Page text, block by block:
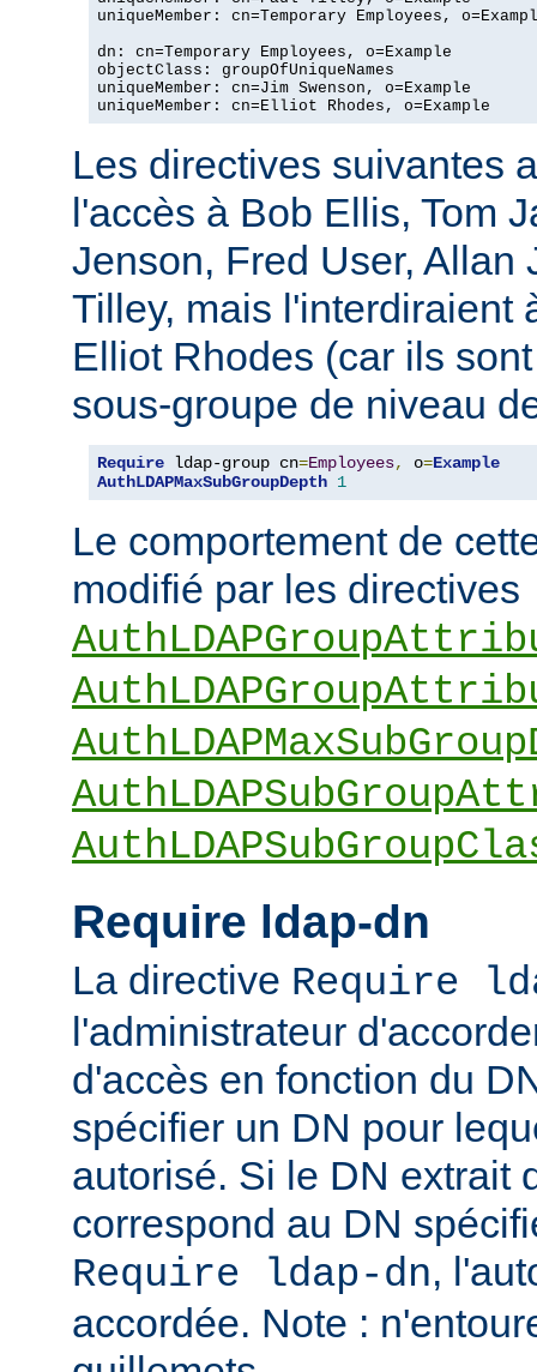
uniqueMember: cn=Temporary Employees,
dn: cn=Temporary Employees, o=Example
objectClass: groupOfUniqueNames
uniqueMember: cn=Jim Swenson, o=Example
uniqueMember: cn=Elliot Rhodes, o=Example
Les directives suivantes
l'accès à Bob Ellis, Tom
Jenson, Fred User, Allan
Tilley, mais l'interdiraient
Elliot Rhodes (car ils
sous-groupe de niveau
Require ldap-group cn=Employees, o=Example
AuthLDAPMaxSubGroupDepth 1
Le comportement de
modifié par les directives
Require ldap-dn
La directive Require
l'administrateur
d'accès en fonction du
spécifier un DN pour
autorisé. Si le DN extrait
correspond au DN
Require ldap-dn,
accordée. Note :